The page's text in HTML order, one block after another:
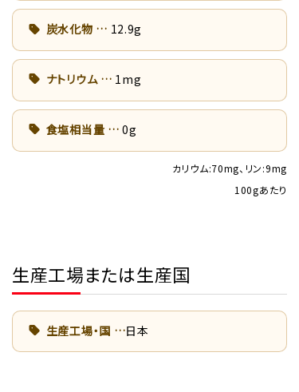
炭水化物 12.9g
ナトリウム 1mg
食塩相当量 0g
カリウム:70mg、リン:9mg
100gあたり
生産工場または生産国
生産工場・国 日本